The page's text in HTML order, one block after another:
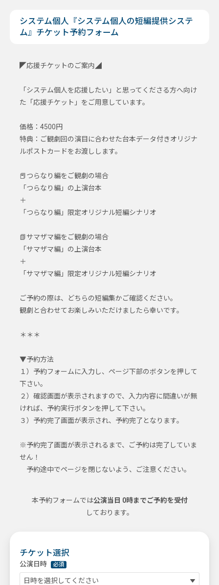
システム個人『システム個人の短編提供システ
ム』チケット予約フォーム
◤応援チケットのご案内◢
「システム個人を応援したい」と思ってくださる方へ向け
た「応援チケット」をご用意しています。
価格：4500円
特典：ご観劇回の演目に合わせた台本データ付きオリジナ
ルポストカードをお渡しします。
📕つらなり編をご観劇の場合
「つらなり編」の上演台本
＋
「つらなり編」限定オリジナル短編シナリオ
📗サマザマ編をご観劇の場合
「サマザマ編」の上演台本
＋
「サマザマ編」限定オリジナル短編シナリオ
ご予約の際は、どちらの短編集かご確認ください。
観劇と合わせてお楽しみいただけましたら幸いです。
＊＊＊
▼予約方法
１）予約フォームに入力し、ページ下部のボタンを押して
下さい。
２）確認画面が表示されますので、入力内容に間違いが無
ければ、予約実行ボタンを押して下さい。
３）予約完了画面が表示され、予約完了となります。
※予約完了画面が表示されるまで、ご予約は完了していま
せん！
予約途中でページを閉じないよう、ご注意ください。
本予約フォームでは公演当日 0時までご予約を受付
しております。
チケット選択
公演日時 必須
日時を選択してください